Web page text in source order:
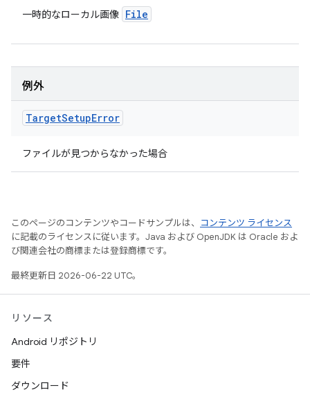
一時的なローカル画像 File
例外
TargetSetupError
ファイルが見つからなかった場合
このページのコンテンツやコードサンプルは、
コンテンツ ライセンス
に記載のライセンスに従います。Java および OpenJDK は Oracle およ
び関連会社の商標または登録商標です。
最終更新日 2026-06-22 UTC。
リソース
Android リポジトリ
要件
ダウンロード